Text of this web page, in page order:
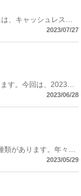
、キャッシュレス決
後押ししています。
2023/07/27
す。今回は、2023年
一歩踏み出しましょ
2023/06/28
類があります。年々拡
2023/05/29